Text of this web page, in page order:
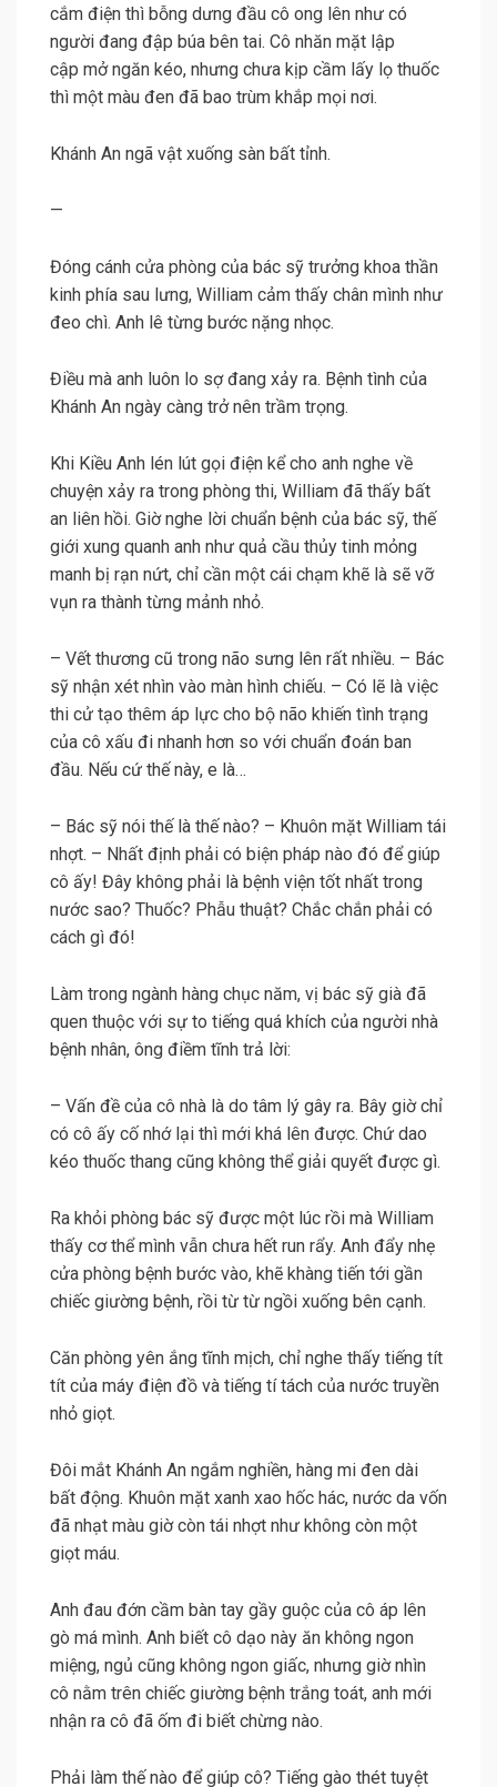
cắm điện thì bỗng dưng đầu cô ong lên như có
người đang đập búa bên tai. Cô nhăn mặt lập
cập mở ngăn kéo, nhưng chưa kịp cầm lấy lọ thuốc
thì một màu đen đã bao trùm khắp mọi nơi.
Khánh An ngã vật xuống sàn bất tỉnh.
—
Đóng cánh cửa phòng của bác sỹ trưởng khoa thần
kinh phía sau lưng, William cảm thấy chân mình như
đeo chì. Anh lê từng bước nặng nhọc.
Điều mà anh luôn lo sợ đang xảy ra. Bệnh tình của
Khánh An ngày càng trở nên trầm trọng.
Khi Kiều Anh lén lút gọi điện kể cho anh nghe về
chuyện xảy ra trong phòng thi, William đã thấy bất
an liên hồi. Giờ nghe lời chuẩn bệnh của bác sỹ, thế
giới xung quanh anh như quả cầu thủy tinh mỏng
manh bị rạn nứt, chỉ cần một cái chạm khẽ là sẽ vỡ
vụn ra thành từng mảnh nhỏ.
– Vết thương cũ trong não sưng lên rất nhiều. – Bác
sỹ nhận xét nhìn vào màn hình chiếu. – Có lẽ là việc
thi cử tạo thêm áp lực cho bộ não khiến tình trạng
của cô xấu đi nhanh hơn so với chuẩn đoán ban
đầu. Nếu cứ thế này, e là…
– Bác sỹ nói thế là thế nào? – Khuôn mặt William tái
nhợt. – Nhất định phải có biện pháp nào đó để giúp
cô ấy! Đây không phải là bệnh viện tốt nhất trong
nước sao? Thuốc? Phẫu thuật? Chắc chắn phải có
cách gì đó!
Làm trong ngành hàng chục năm, vị bác sỹ già đã
quen thuộc với sự to tiếng quá khích của người nhà
bệnh nhân, ông điềm tĩnh trả lời:
– Vấn đề của cô nhà là do tâm lý gây ra. Bây giờ chỉ
có cô ấy cố nhớ lại thì mới khá lên được. Chứ dao
kéo thuốc thang cũng không thể giải quyết được gì.
Ra khỏi phòng bác sỹ được một lúc rồi mà William
thấy cơ thể mình vẫn chưa hết run rẩy. Anh đẩy nhẹ
cửa phòng bệnh bước vào, khẽ khàng tiến tới gần
chiếc giường bệnh, rồi từ từ ngồi xuống bên cạnh.
Căn phòng yên ắng tĩnh mịch, chỉ nghe thấy tiếng tít
tít của máy điện đồ và tiếng tí tách của nước truyền
nhỏ giọt.
Đôi mắt Khánh An ngắm nghiền, hàng mi đen dài
bất động. Khuôn mặt xanh xao hốc hác, nước da vốn
đã nhạt màu giờ còn tái nhợt như không còn một
giọt máu.
Anh đau đớn cầm bàn tay gầy guộc của cô áp lên
gò má mình. Anh biết cô dạo này ăn không ngon
miệng, ngủ cũng không ngon giấc, nhưng giờ nhìn
cô nằm trên chiếc giường bệnh trắng toát, anh mới
nhận ra cô đã ốm đi biết chừng nào.
Phải làm thế nào để giúp cô? Tiếng gào thét tuyệt